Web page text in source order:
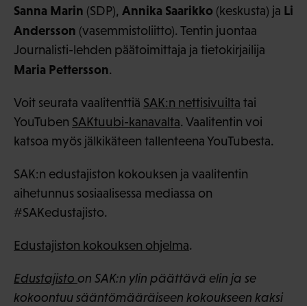
Sanna Marin (SDP), Annika Saarikko (keskusta) ja Li
Andersson (vasemmistoliitto). Tentin juontaa
Journalisti-lehden päätoimittaja ja tietokirjailija
Maria Pettersson.
Voit seurata vaalitenttiä SAK:n nettisivuilta tai
YouTuben SAKtuubi-kanavalta. Vaalitentin voi
katsoa myös jälkikäteen tallenteena YouTubesta.
SAK:n edustajiston kokouksen ja vaalitentin
aihetunnus sosiaalisessa mediassa on
#SAKedustajisto.
Edustajiston kokouksen ohjelma.
Edustajisto on SAK:n ylin päättävä elin ja se
kokoontuu sääntömääräiseen kokoukseen kaksi